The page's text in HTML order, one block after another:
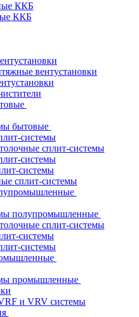
ККБ
ККБ
вентустановки
бытовые
системы
сплит-системы
системы
системы
сплит-системы
полупромышленные
сплит-системы
системы
системы
промышленные
и VRV системы